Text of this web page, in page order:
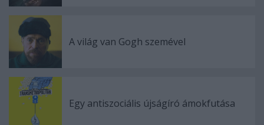
A világ van Gogh szemével
Egy antiszociális újságíró ámokfutása